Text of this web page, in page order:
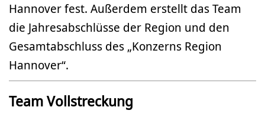
Hannover fest. Außerdem erstellt das Team
die Jahresabschlüsse der Region und den
Gesamtabschluss des „Konzerns Region
Hannover“.
Team Vollstreckung